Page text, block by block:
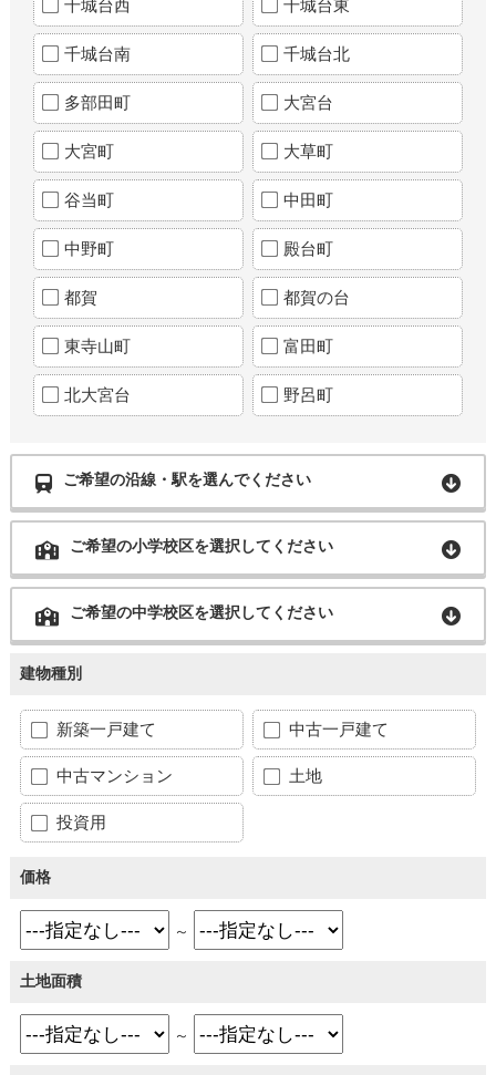
千城台西 千城台東
千城台南 千城台北
多部田町 大宮台
大宮町 大草町
谷当町 中田町
中野町 殿台町
都賀 都賀の台
東寺山町 富田町
北大宮台 野呂町
ご希望の沿線・駅を選んでください
ご希望の小学校区を選択してください
ご希望の中学校区を選択してください
建物種別
新築一戸建て 中古一戸建て
中古マンション 土地
投資用
価格
～
土地面積
～